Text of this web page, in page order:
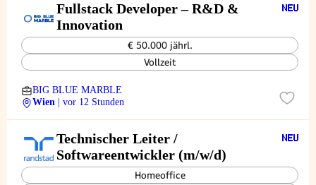
Fullstack Developer – R&D &
Innovation
€ 50.000 jährl.
Vollzeit
BIG BLUE MARBLE
Wien
| vor 12 Stunden
Technischer Leiter /
Softwareentwickler (m/w/d)
Homeoffice